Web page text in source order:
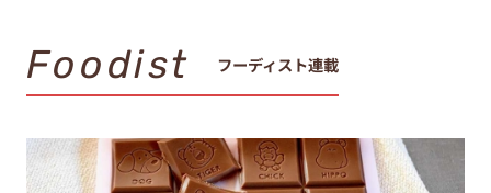
Foodist フーディスト連載